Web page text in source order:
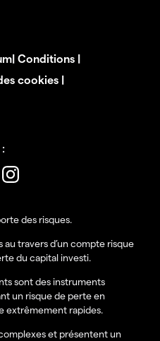
| Conditions |
cookies |
des risques.
travers d’un compte risque
du capital investi.
sont des instruments
un risque de perte en
extrêmement rapides.
et présentent un